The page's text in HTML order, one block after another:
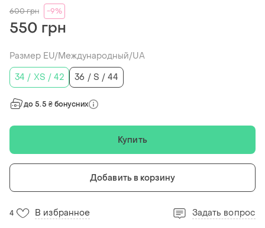
600грн -9%
550 грн
Размер EU/Международный/UA
34 / XS / 42
36 / S / 44
до 5.5 ₴ бонусних
Купить
Добавить в корзину
4 В избранное Задать вопрос